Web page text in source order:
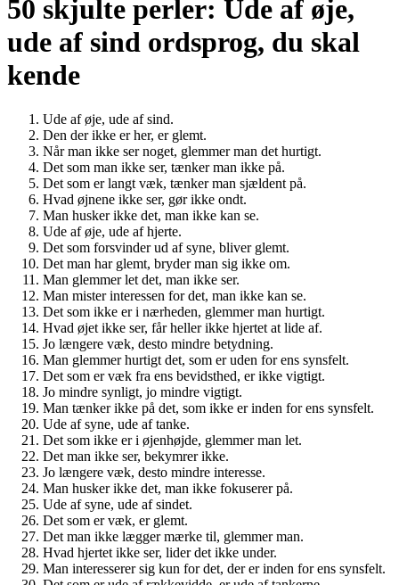
50 skjulte perler: Ude af øje,
ude af sind ordsprog, du skal
kende
Ude af øje, ude af sind.
Den der ikke er her, er glemt.
Når man ikke ser noget, glemmer man det hurtigt.
Det som man ikke ser, tænker man ikke på.
Det som er langt væk, tænker man sjældent på.
Hvad øjnene ikke ser, gør ikke ondt.
Man husker ikke det, man ikke kan se.
Ude af øje, ude af hjerte.
Det som forsvinder ud af syne, bliver glemt.
Det man har glemt, bryder man sig ikke om.
Man glemmer let det, man ikke ser.
Man mister interessen for det, man ikke kan se.
Det som ikke er i nærheden, glemmer man hurtigt.
Hvad øjet ikke ser, får heller ikke hjertet at lide af.
Jo længere væk, desto mindre betydning.
Man glemmer hurtigt det, som er uden for ens synsfelt.
Det som er væk fra ens bevidsthed, er ikke vigtigt.
Jo mindre synligt, jo mindre vigtigt.
Man tænker ikke på det, som ikke er inden for ens synsfelt.
Ude af syne, ude af tanke.
Det som ikke er i øjenhøjde, glemmer man let.
Det man ikke ser, bekymrer ikke.
Jo længere væk, desto mindre interesse.
Man husker ikke det, man ikke fokuserer på.
Ude af syne, ude af sindet.
Det som er væk, er glemt.
Det man ikke lægger mærke til, glemmer man.
Hvad hjertet ikke ser, lider det ikke under.
Man interesserer sig kun for det, der er inden for ens synsfelt.